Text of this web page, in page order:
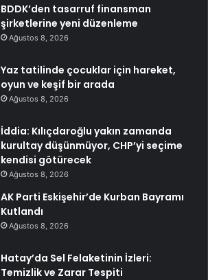
BDDK’den tasarruf finansman
şirketlerine yeni düzenleme
Ağustos 8, 2026
Yaz tatilinde çocuklar için hareket,
oyun ve keşif bir arada
Ağustos 8, 2026
İddia: Kılıçdaroğlu yakın zamanda
kurultay düşünmüyor, CHP’yi seçime
kendisi götürecek
Ağustos 8, 2026
AK Parti Eskişehir’de Kurban Bayramı
Kutlandı
Ağustos 8, 2026
Hatay’da Sel Felaketinin İzleri:
Temizlik ve Zarar Tespiti